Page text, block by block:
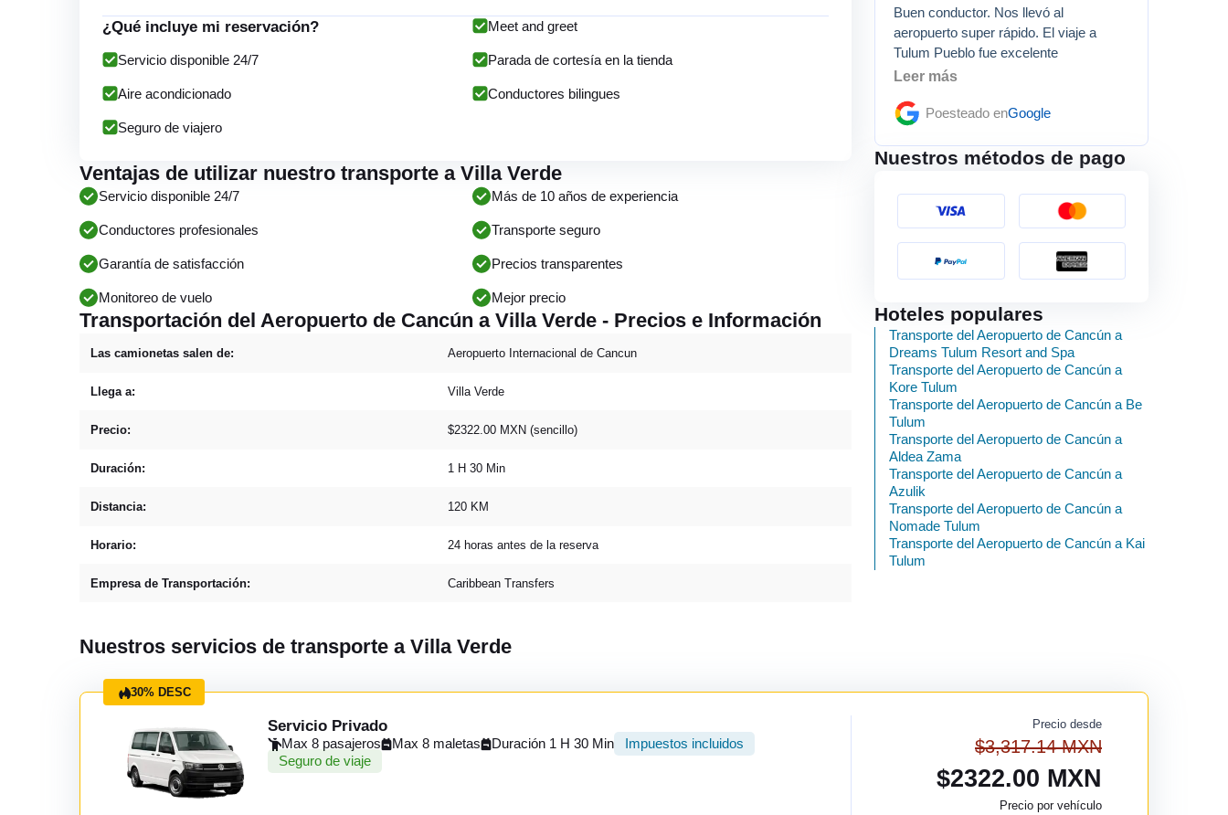
¿Qué incluye mi reservación? Meet and greet
Servicio disponible 24/7 Parada de cortesía en la tienda
Aire acondicionado Conductores bilingues
Seguro de viajero
Ventajas de utilizar nuestro transporte a Villa Verde
Servicio disponible 24/7 Más de 10 años de experiencia
Conductores profesionales Transporte seguro
Garantía de satisfacción Precios transparentes
Monitoreo de vuelo Mejor precio
Transportación del Aeropuerto de Cancún a Villa Verde - Precios e Información
Las camionetas salen de: Aeropuerto Internacional de Cancun
Llega a: Villa Verde
Precio: $2322.00 MXN (sencillo)
Duración: 1 H 30 Min
Distancia: 120 KM
Horario: 24 horas antes de la reserva
Empresa de Transportación: Caribbean Transfers
Buen conductor. Nos llevó al
aeropuerto super rápido. El viaje a
Tulum Pueblo fue excelente
Leer más
Poesteado enGoogle
Nuestros métodos de pago
Hoteles populares
Transporte del Aeropuerto de Cancún a
Dreams Tulum Resort and Spa
Transporte del Aeropuerto de Cancún a
Kore Tulum
Transporte del Aeropuerto de Cancún a Be
Tulum
Transporte del Aeropuerto de Cancún a
Aldea Zama
Transporte del Aeropuerto de Cancún a
Azulik
Transporte del Aeropuerto de Cancún a
Nomade Tulum
Transporte del Aeropuerto de Cancún a Kai
Tulum
Nuestros servicios de transporte a Villa Verde
30% DESC
Servicio Privado
Max 8 pasajeros Max 8 maletas Duración 1 H 30 Min
Impuestos incluidos
Seguro de viaje
Precio desde
$3,317.14 MXN
$2322.00 MXN
Precio por vehículo